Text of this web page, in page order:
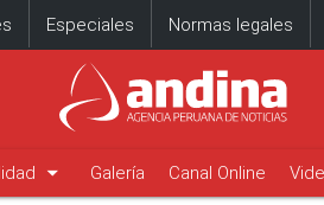
Especiales Normas legales
arrow_drop_down Galería Canal Online